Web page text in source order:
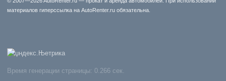
материалов гиперссылка на AutoRenter.ru обязательна.
Время генерации страницы: 0.266 сек.